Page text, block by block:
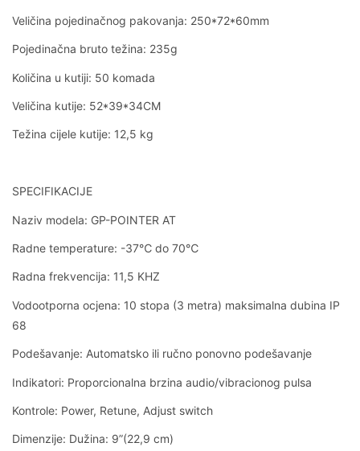
Veličina pojedinačnog pakovanja: 250*72*60mm
Pojedinačna bruto težina: 235g
Količina u kutiji: 50 komada
Veličina kutije: 52*39*34CM
Težina cijele kutije: 12,5 kg
SPECIFIKACIJE
Naziv modela: GP-POINTER AT
Radne temperature: -37℃ do 70℃
Radna frekvencija: 11,5 KHZ
Vodootporna ocjena: 10 stopa (3 metra) maksimalna dubina IP
68
Podešavanje: Automatsko ili ručno ponovno podešavanje
Indikatori: Proporcionalna brzina audio/vibracionog pulsa
Kontrole: Power, Retune, Adjust switch
Dimenzije: Dužina: 9”(22,9 cm)